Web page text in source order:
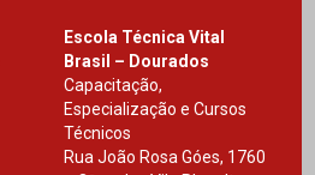
Escola Técnica Vital
Brasil – Dourados
Capacitação,
Especialização e Cursos
Técnicos
Rua João Rosa Góes, 1760